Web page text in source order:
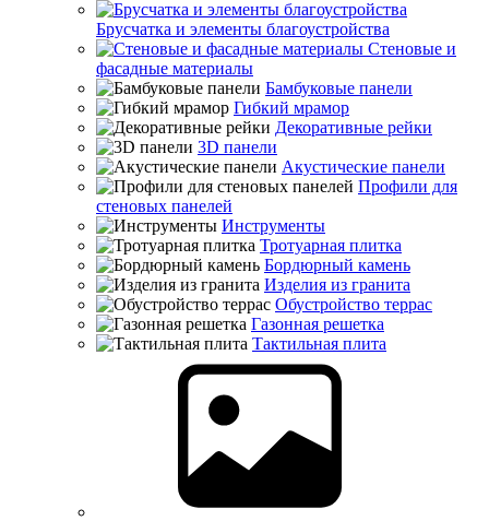
Брусчатка и элементы благоустройства
Стеновые и
фасадные материалы
Бамбуковые панели
Гибкий мрамор
Декоративные рейки
3D панели
Акустические панели
Профили для
стеновых панелей
Инструменты
Тротуарная плитка
Бордюрный камень
Изделия из гранита
Обустройство террас
Газонная решетка
Тактильная плита